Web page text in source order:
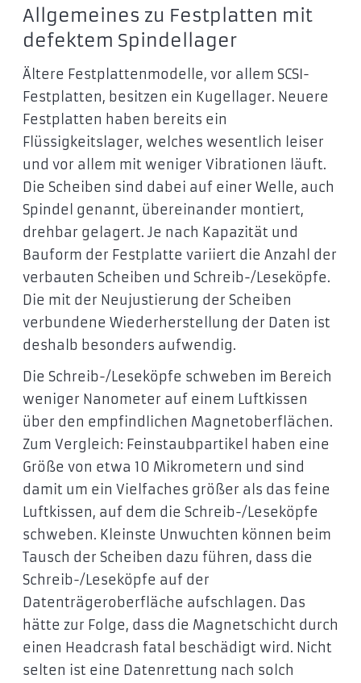
Allgemeines zu Festplatten mit
defektem Spindellager
Ältere Festplattenmodelle, vor allem SCSI-
Festplatten, besitzen ein Kugellager. Neuere
Festplatten haben bereits ein
Flüssigkeitslager, welches wesentlich leiser
und vor allem mit weniger Vibrationen läuft.
Die Scheiben sind dabei auf einer Welle, auch
Spindel genannt, übereinander montiert,
drehbar gelagert. Je nach Kapazität und
Bauform der Festplatte variiert die Anzahl der
verbauten Scheiben und Schreib-/Leseköpfe.
Die mit der Neujustierung der Scheiben
verbundene Wiederherstellung der Daten ist
deshalb besonders aufwendig.
Die Schreib-/Leseköpfe schweben im Bereich
weniger Nanometer auf einem Luftkissen
über den empfindlichen Magnetoberflächen.
Zum Vergleich: Feinstaubpartikel haben eine
Größe von etwa 10 Mikrometern und sind
damit um ein Vielfaches größer als das feine
Luftkissen, auf dem die Schreib-/Leseköpfe
schweben. Kleinste Unwuchten können beim
Tausch der Scheiben dazu führen, dass die
Schreib-/Leseköpfe auf der
Datenträgeroberfläche aufschlagen. Das
hätte zur Folge, dass die Magnetschicht durch
einen Headcrash fatal beschädigt wird. Nicht
selten ist eine Datenrettung nach solch